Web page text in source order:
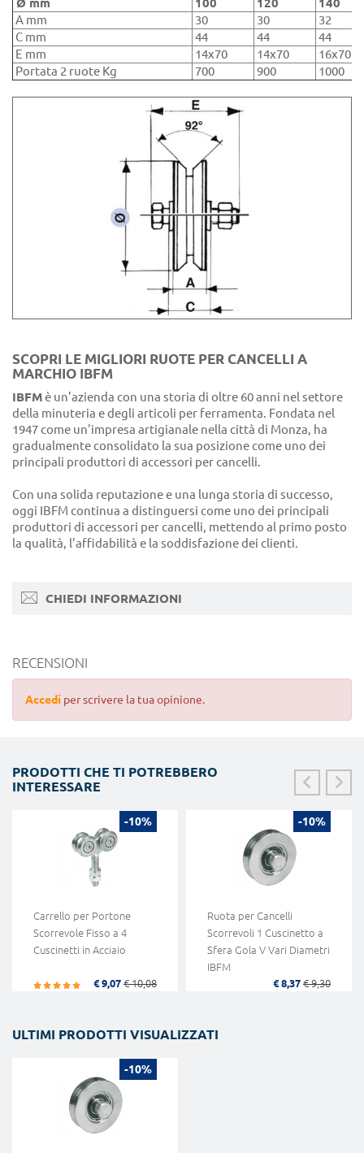
A mm
30 30
32
C mm
44 44
44
E mm
14x70 14x70
16x70
Portata 2 ruote Kg
700 900 1000
SCOPRI LE MIGLIORI RUOTE PER CANCELLI A
MARCHIO IBFM
IBFMè un'azienda con una storia di oltre 60 anni nel settore
della minuteria e degli articoli per ferramenta. Fondata nel
1947 come un'impresa artigianale nella città di Monza, ha
gradualmente consolidato la sua posizione come uno dei
principali produttori di accessori per cancelli.
Con una solida reputazione e una lunga storia di successo,
oggi IBFM continua a distinguersi come uno dei principali
produttori di accessori per cancelli, mettendo al primo posto
la qualità, l'affidabilità e la soddisfazione dei clienti.
CHIEDI INFORMAZIONI
RECENSIONI
Accedi per scrivere la tua opinione.
PRODOTTI CHE TI POTREBBERO
INTERESSARE
-10%
Carrello per Portone
Scorrevole Fisso a 4
Cuscinetti in Acciaio
€ 9,07 € 10,08
-10%
Ruota per Cancelli
Scorrevoli 1 Cuscinetto a
Sfera Gola V Vari Diametri
IBFM
€ 8,37 € 9,30
ULTIMI PRODOTTI VISUALIZZATI
-10%